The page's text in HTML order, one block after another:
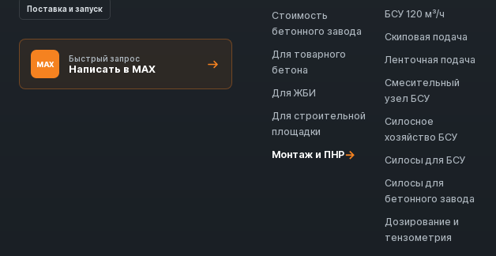
Поставка и запуск
MAX
Быстрый запрос
Написать в MAX
Стоимость
бетонного завода
Для товарного
бетона
Для ЖБИ
Для строительной
площадки
Монтаж и ПНР→
БСУ 120 м³/ч
Скиповая подача
Ленточная подача
Смесительный
узел БСУ
Силосное
хозяйство БСУ
Силосы для БСУ
Силосы для
бетонного завода
Дозирование и
тензометрия